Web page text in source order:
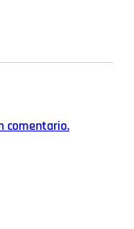
comentario.